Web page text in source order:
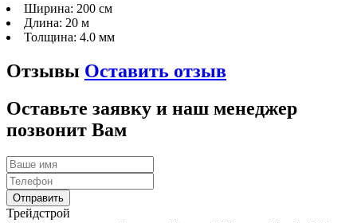
Ширина: 200 см
Длина: 20 м
Толщина: 4.0 мм
Отзывы Оставить отзыв
Оставьте заявку и наш менеджер
позвонит Вам
Трейдстрой